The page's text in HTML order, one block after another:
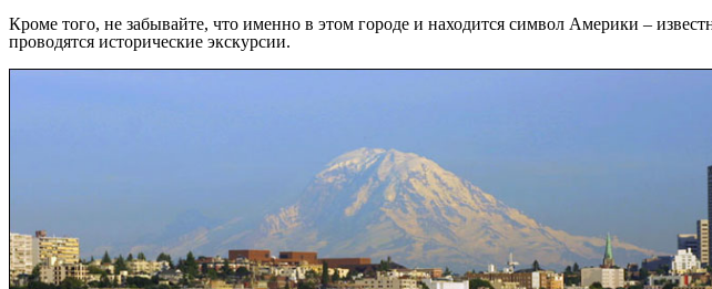
Кроме того, не забывайте, что именно в этом городе и находится символ Америки –
проводятся исторические экскурсии.